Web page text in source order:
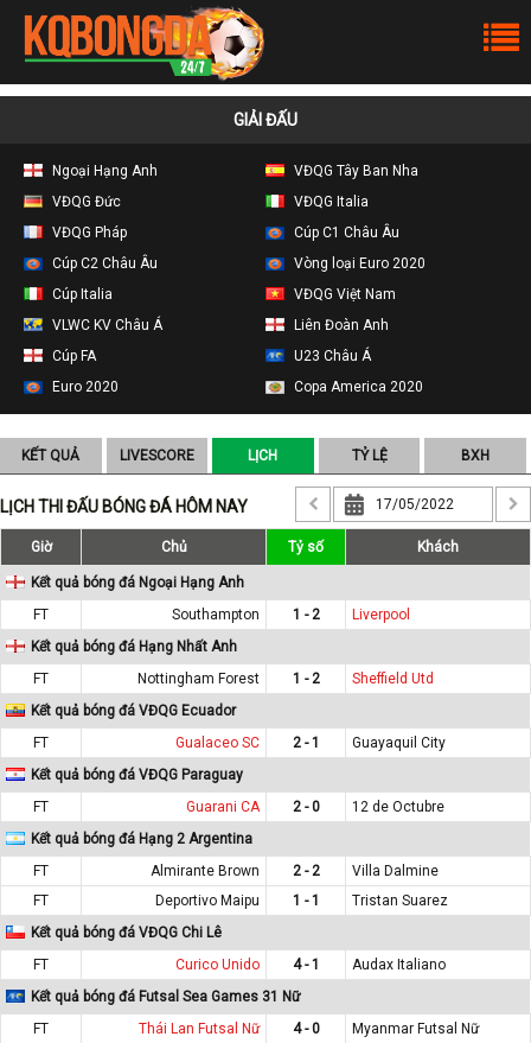
GIẢI ĐẤU
Ngoại Hạng Anh
VĐQG Tây Ban Nha
VĐQG Đức
VĐQG Italia
VĐQG Pháp
Cúp C1 Châu Âu
Cúp C2 Châu Âu
Vòng loại Euro 2020
Cúp Italia
VĐQG Việt Nam
VLWC KV Châu Á
Liên Đoàn Anh
Cúp FA
U23 Châu Á
Euro 2020
Copa America 2020
KẾT QUẢ LIVESCORE LỊCH TỶ LỆ BXH
LỊCH THI ĐẤU BÓNG ĐÁ HÔM NAY
Giờ Chủ Tỷ số Khách
Kết quả bóng đá Ngoại Hạng Anh
FT
Southampton 1 - 2
Liverpool
Kết quả bóng đá Hạng Nhất Anh
FT
Nottingham Forest 1 - 2
Sheffield Utd
Kết quả bóng đá VĐQG Ecuador
FT
Gualaceo SC 2 - 1
Guayaquil City
Kết quả bóng đá VĐQG Paraguay
FT
Guarani CA 2 - 0
12 de Octubre
Kết quả bóng đá Hạng 2 Argentina
FT
Almirante Brown 2 - 2
Villa Dalmine
FT
Deportivo Maipu 1 - 1
Tristan Suarez
Kết quả bóng đá VĐQG Chi Lê
FT
Curico Unido 4 - 1
Audax Italiano
Kết quả bóng đá Futsal Sea Games 31 Nữ
FT
Thái Lan Futsal Nữ 4 - 0
Myanmar Futsal Nữ